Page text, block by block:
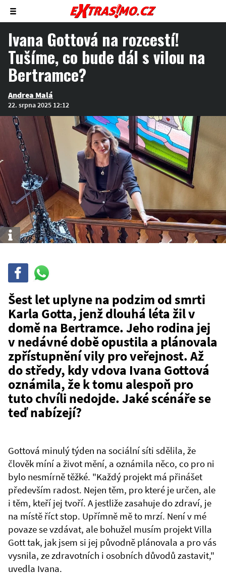
Zobrazit/skrýt
menu
Ivana Gottová na rozcestí!
Tušíme, co bude dál s vilou na
Bertramce?
Andrea Malá
22. srpna 2025 12:12
Info
Sdílej
WhatsAppu
Šest let uplyne na podzim od smrti
Karla Gotta, jenž dlouhá léta žil v
domě na Bertramce. Jeho rodina jej
v nedávné době opustila a plánovala
zpřístupnění vily pro veřejnost. Až
do středy, kdy vdova Ivana Gottová
oznámila, že k tomu alespoň pro
tuto chvíli nedojde. Jaké scénáře se
teď nabízejí?
Gottová minulý týden na sociální síti sdělila, že
člověk míní a život mění, a oznámila něco, co pro ni
bylo nesmírně těžké. "Každý projekt má přinášet
především radost. Nejen těm, pro které je určen, ale
i těm, kteří jej tvoří. A jestliže zasahuje do zdraví, je
na místě říct stop. Upřímně mě to mrzí. Není v mé
povaze se vzdávat, ale bohužel musím projekt Villa
Gott tak, jak jsem si jej původně plánovala a pro vás
vysnila, ze zdravotních i osobních důvodů zastavit,"
uvedla Ivana.